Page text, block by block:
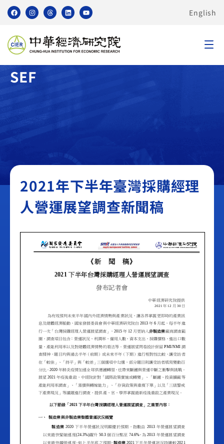
English
臺灣採購經理人營運展望調查
SEF
2021年下半年臺灣採購經理
人營運展望調查新聞稿